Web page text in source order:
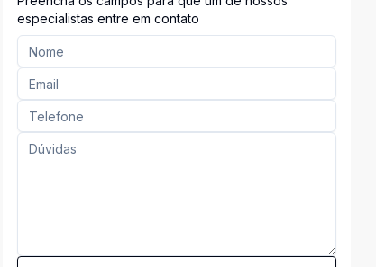
especialistas entre em contato